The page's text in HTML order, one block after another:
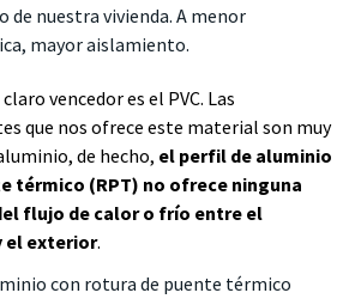
de nuestra vivienda. A menor
mayor aislamiento.
vencedor es el PVC. Las
que nos ofrece este material son muy
de hecho, el perfil de aluminio
térmico (RPT) no ofrece ninguna
flujo de calor o frío entre el
el exterior.
con rotura de puente térmico